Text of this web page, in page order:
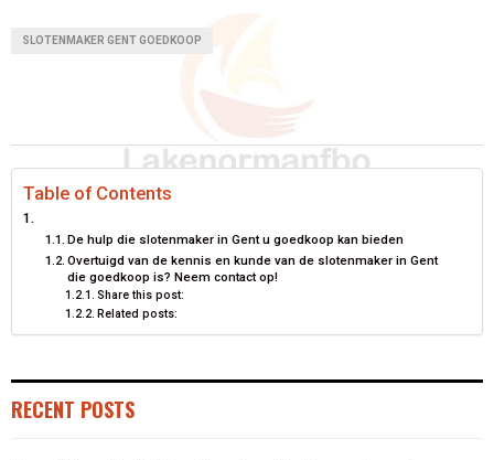
SLOTENMAKER GENT GOEDKOOP
Table of Contents
De hulp die slotenmaker in Gent u goedkoop kan bieden
Overtuigd van de kennis en kunde van de slotenmaker in Gent
die goedkoop is? Neem contact op!
Share this post:
Related posts:
RECENT POSTS